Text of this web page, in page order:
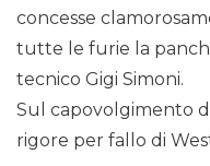
concesse
tutte le furie la
tecnico Gigi Simoni.
Sul capovolgimento
rigore per fallo di